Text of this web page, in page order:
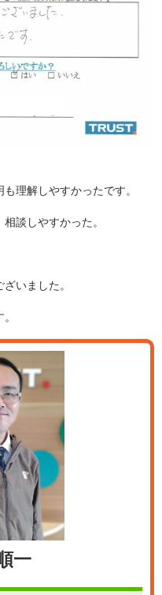
理解しやすかったです。
談しやすかった。
いました。
一